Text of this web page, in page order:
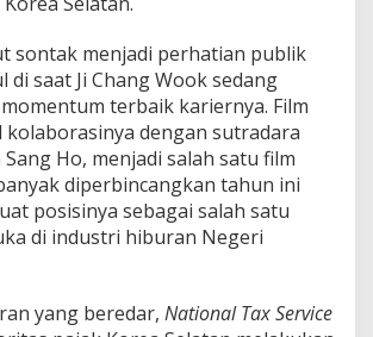
e
e
t
K
n
t
r
o
v
e
i
sontak menjadi perhatian publik
di saat Ji Chang Wook sedang
terbaik kariernya. Film
kolaborasinya dengan sutradara
Ho, menjadi salah satu film
diperbincangkan tahun ini
posisinya sebagai salah satu
di industri hiburan Negeri
yang beredar, National Tax Service